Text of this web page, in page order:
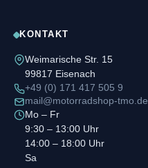
KONTAKT
Weimarische Str. 15
99817 Eisenach
+49 (0) 171 417 505 9
mail@motorradshop-tmo.de
Mo – Fr
9:30 – 13:00 Uhr
14:00 – 18:00 Uhr
Sa